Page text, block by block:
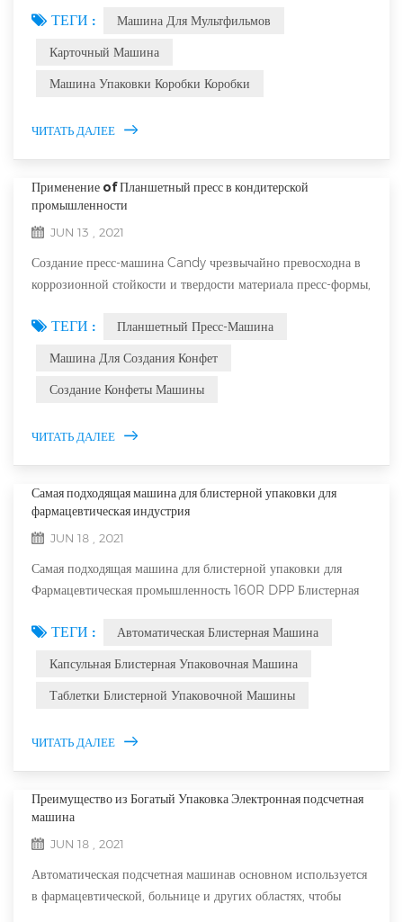
автоматизации, повышению эффективности и экономии
небольших неисправностей, следующие делитесь
С...
ТЕГИ :
Машина Для Мультфильмов
Карточный Машина
Машина Упаковки Коробки Коробки
ЧИТАТЬ ДАЛЕЕ
Применение of Планшетный пресс в кондитерской
промышленности
JUN 13 , 2021
Создание пресс-машина Candy чрезвычайно превосходна в
коррозионной стойкости и твердости материала пресс-формы,
чрезвычайно низкую ошибку скорость. Многочисленные
производительности, что это никогда не сломается на
ТЕГИ :
Планшетный Пресс-Машина
Машина Для Создания Конфет
Создание Конфеты Машины
ЧИТАТЬ ДАЛЕЕ
Самая подходящая машина для блистерной упаковки для
фармацевтическая индустрия
JUN 18 , 2021
Самая подходящая машина для блистерной упаковки для
Фармацевтическая промышленность 160R DPP Блистерная
Блистерная упаковочная машина 160R абсолютно
и чрезвычайно высокой производительности в волдыри. Весь
ТЕГИ :
Автоматическая Блистерная Машина
Капсульная Блистерная Упаковочная Машина
Таблетки Блистерной Упаковочной Машины
ЧИТАТЬ ДАЛЕЕ
Преимущество из Богатый Упаковка Электронная подсчетная
машина
JUN 18 , 2021
Автоматическая подсчетная машинав основном используется
в фармацевтической, больнице и других областях, чтобы